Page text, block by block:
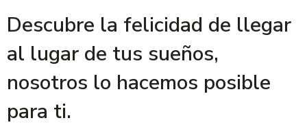
Descubre la felicidad de llegar
al lugar de tus sueños,
nosotros lo hacemos posible
para ti.